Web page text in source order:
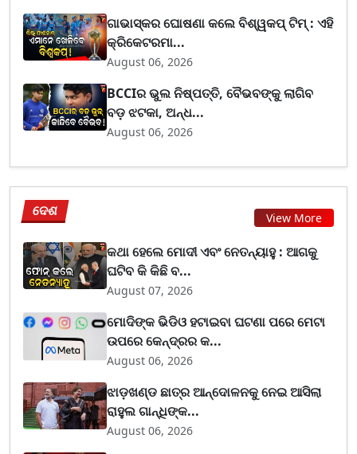
ଗାଭାସ୍କର ଘୋଷଣା କଲେ ବିଶ୍ୱକପ୍ ଟିମ୍ : ଏହି
କ୍ରିକେଟରମା...
August 06, 2026
BCCIର ଭୁଲ ନିଷ୍ପତ୍ତି, ବୈଭବଙ୍କୁ ଲାଗିବ
ବଡ଼ ଝଟକା, ଅନ୍ଧ...
August 06, 2026
ଦେଶ View More
କଥା ହେଲେ ମୋଦୀ ଏବଂ ନେତନ୍ୟାହୁ : ଆଗକୁ
ଘଟିବ କି କିଛି ବ...
August 07, 2026
ମୋଦିଙ୍କ ଭିଡିଓ ହଟାଇବା ଘଟଣା ପରେ ମେଟା
ଉପରେ କେନ୍ଦ୍ରର କ...
August 06, 2026
ଝାଡ଼ଖଣ୍ଡ ଛାତ୍ର ଆନ୍ଦୋଳନକୁ ନେଇ ଆସିଲା
ରାହୁଲ ଗାନ୍ଧିଙ୍କ...
August 06, 2026